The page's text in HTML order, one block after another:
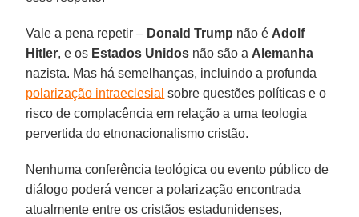
Vale a pena repetir – Donald Trump não é Adolf
Hitler, e os Estados Unidos não são a Alemanha
nazista. Mas há semelhanças, incluindo a profunda
polarização intraeclesial sobre questões políticas e o
risco de complacência em relação a uma teologia
pervertida do etnonacionalismo cristão.
Nenhuma conferência teológica ou evento público de
diálogo poderá vencer a polarização encontrada
atualmente entre os cristãos estadunidenses,